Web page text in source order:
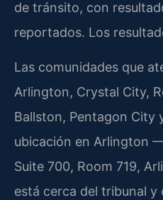
de tránsito, con
reportados. Los
Las comunidades que
Arlington, Crystal City,
Ballston, Pentagon City
ubicación en Arlington
Suite 700, Room 719,
está cerca del tribunal